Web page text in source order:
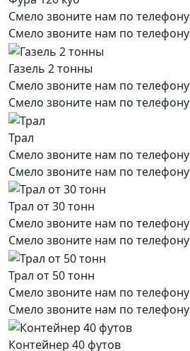
Смело звоните нам по телефону
Смело звоните нам по телефону
Газель 2 тонны
Смело звоните нам по телефону
Смело звоните нам по телефону
Трал
Смело звоните нам по телефону
Смело звоните нам по телефону
Трал от 30 тонн
Смело звоните нам по телефону
Смело звоните нам по телефону
Трал от 50 тонн
Смело звоните нам по телефону
Смело звоните нам по телефону
Контейнер 40 футов